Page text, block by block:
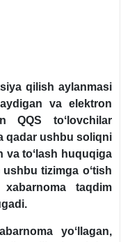
qilish aylanmasi
va elektron
QQS toʻlovchilar
qadar ushbu soliqni
va toʻlash huquqiga
tizimga oʻtish
taqdim
yoʻllagan,